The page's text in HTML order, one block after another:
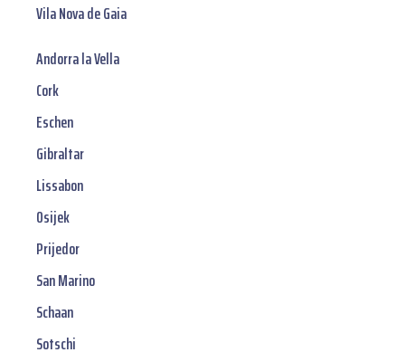
Vila Nova de Gaia
Andorra la Vella
Cork
Eschen
Gibraltar
Lissabon
Osijek
Prijedor
San Marino
Schaan
Sotschi